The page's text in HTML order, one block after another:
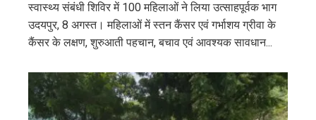
स्वास्थ्य संबंधी शिविर में 100 महिलाओं ने लिया उत्साहपूर्वक भाग
उदयपुर, 8 अगस्त। महिलाओं में स्तन कैंसर एवं गर्भाशय ग्रीवा के
कैंसर के लक्षण, शुरुआती पहचान, बचाव एवं आवश्यक सावधान...